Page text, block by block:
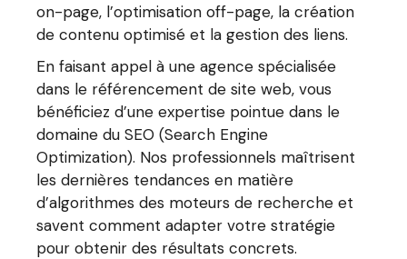
on-page, l’optimisation off-page, la création
de contenu optimisé et la gestion des liens.
En faisant appel à une agence spécialisée
dans le référencement de site web, vous
bénéficiez d’une expertise pointue dans le
domaine du SEO (Search Engine
Optimization). Nos professionnels maîtrisent
les dernières tendances en matière
d’algorithmes des moteurs de recherche et
savent comment adapter votre stratégie
pour obtenir des résultats concrets.